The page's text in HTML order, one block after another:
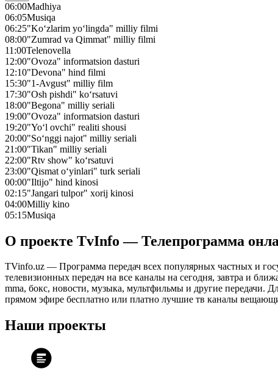
06:00Madhiya
06:05Musiqa
06:25"Ko‘zlarim yo‘lingda" milliy filmi
08:00"Zumrad va Qimmat" milliy filmi
11:00Telenovella
12:00"Ovoza" informatsion dasturi
12:10"Devona" hind filmi
15:30"1-Avgust" milliy film
17:30"Osh pishdi" ko‘rsatuvi
18:00"Begona" milliy seriali
19:00"Ovoza" informatsion dasturi
19:20"Yo‘l ovchi" realiti shousi
20:00"So‘nggi najot" milliy seriali
21:00"Tikan" milliy seriali
22:00"Rtv show" ko‘rsatuvi
23:00"Qismat o‘yinlari" turk seriali
00:00"Iltijo" hind kinosi
02:15"Jangari tulpor" xorij kinosi
04:00Milliy kino
05:15Musiqa
О проекте TvInfo — Телепрограмма
TVinfo.uz — Программа передач всех популярных частных и
телевизионных передач на все каналы на сегодня, завтра и
mma, бокс, новости, музыка, мультфильмы и другие передачи.
прямом эфире бесплатно или платно лучшие тв каналы
Наши проекты